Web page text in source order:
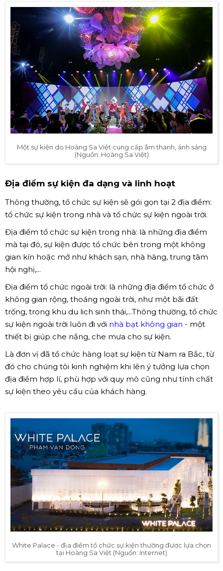
Một sự kiện do Hoàng Sa Việt cung cấp âm thanh, ánh sáng
(Nguồn: Hoàng Sa Việt)
Địa điểm sự kiện đa dạng và linh hoạt
Thông thường, tổ chức sự kiện sẽ gói gọn tại 2 địa điểm:
tổ chức sự kiện trong nhà và tổ chức sự kiện ngoài trời.
Địa điểm tổ chức sự kiện trong nhà: là những địa điểm
mà tại đó, sự kiện được tổ chức bên trong một không
gian kín hoặc mở như khách sạn, nhà hàng, trung tâm
hội nghị,...
Địa điểm tổ chức ngoài trời: là những địa điểm tổ chức ở
không gian rộng, thoáng ngoài trời, như một bãi đất
trống, trong khu du lich sinh thái,...Thông thường, tổ chức
sự kiện ngoài trời luôn đi với nhà bạt không gian - một
thiết bị giúp che nắng, che mưa cho sự kiện.
Là đơn vị đã tổ chức hàng loạt sự kiện từ Nam ra Bắc, từ
đó cho chúng tôi kinh nghiệm khi lên ý tưởng lựa chọn
địa điểm hợp lí, phù hợp với quy mô cũng như tính chất
sự kiện theo yêu cầu của khách hàng.
White Palace - địa điểm tổ chức sự kiện thường được lựa chọn
tại Hoàng Sa Việt (Nguồn: Internet)